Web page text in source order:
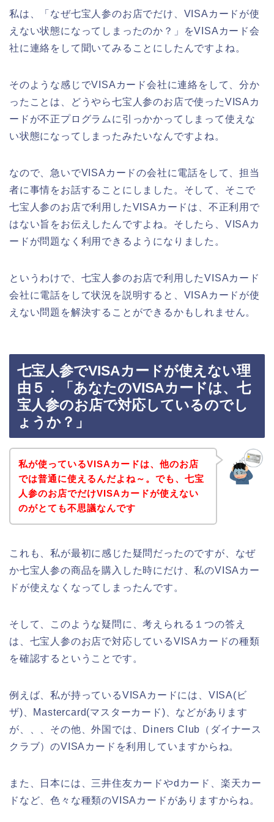
私は、「なぜ七宝人参のお店でだけ、VISAカードが使
えない状態になってしまったのか？」をVISAカード会
社に連絡をして聞いてみることにしたんですよね。
そのような感じでVISAカード会社に連絡をして、分か
ったことは、どうやら七宝人参のお店で使ったVISAカ
ードが不正プログラムに引っかかってしまって使えな
い状態になってしまったみたいなんですよね。
なので、急いでVISAカードの会社に電話をして、担当
者に事情をお話することにしました。そして、そこで
七宝人参のお店で利用したVISAカードは、不正利用で
はない旨をお伝えしたんですよね。そしたら、VISAカ
ードが問題なく利用できるようになりました。
というわけで、七宝人参のお店で利用したVISAカード
会社に電話をして状況を説明すると、VISAカードが使
えない問題を解決することができるかもしれません。
七宝人参でVISAカードが使えない理
由５．「あなたのVISAカードは、七
宝人参のお店で対応しているのでし
ょうか？」
私が使っているVISAカードは、他のお店
では普通に使えるんだよね～。でも、七宝
人参のお店でだけVISAカードが使えない
のがとても不思議なんです
これも、私が最初に感じた疑問だったのですが、なぜ
か七宝人参の商品を購入した時にだけ、私のVISAカー
ドが使えなくなってしまったんです。
そして、このような疑問に、考えられる１つの答え
は、七宝人参のお店で対応しているVISAカードの種類
を確認するということです。
例えば、私が持っているVISAカードには、VISA(ビ
ザ)、Mastercard(マスターカード)、などがあります
が、、、その他、外国では、Diners Club（ダイナース
クラブ）のVISAカードを利用していますからね。
また、日本には、三井住友カードやdカード、楽天カー
ドなど、色々な種類のVISAカードがありますからね。